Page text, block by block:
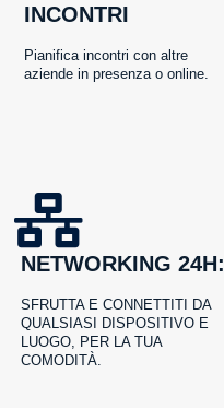
INCONTRI
Pianifica incontri con altre
aziende in presenza o online.
NETWORKING 24H:
SFRUTTA E CONNETTITI DA
QUALSIASI DISPOSITIVO E
LUOGO, PER LA TUA
COMODITÀ.